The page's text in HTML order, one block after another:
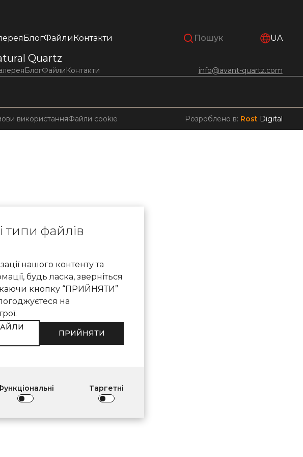
БлогФайлиКонтакти UA
Quartz
БлогФайлиКонтакти info@avant-quartz.com
використанняФайли cookie Розроблено в: Rost Digital
типи файлів
нашого контенту та
будь ласка, зверніться
кнопку “ПРИЙНЯТИ”
на
ПРИЙНЯТИ
Таргетні